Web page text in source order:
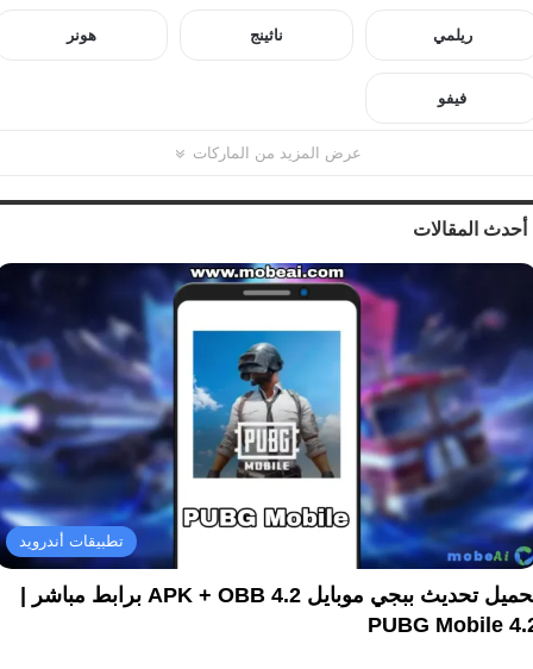
ريلمي ناثينج هونر
فيفو
عرض المزيد من الماركات
أحدث المقالات
تطبيقات أندرويد
تحميل تحديث ببجي موبايل 4.2 APK + OBB برابط مباشر |
PUBG Mobile